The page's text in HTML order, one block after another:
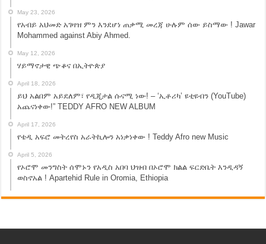
May 23, 2026
የአብይ አህመድ አገዛዝ ምን እንደሆነ ጠቃሚ መረጃ ሁሉም ሰው ይስማው ! Jawar
Mohammed against Abiy Ahmed.
May 12, 2026
ሃይማኖታዊ ጭቆና በኢትዮጵያ
April 18, 2026
ይህ አልበም አይደለም፣ የዲጂታል ሱናሚ ነው! – ‘ኢቶሪካ’ ዩቲዩብን (YouTube)
አጨናነቀው!” TEDDY AFRO NEW ALBUM
April 17, 2026
የቴዲ አፍሮ መትረየስ አራትኪሎን አነቃነቀው ! Teddy Afro new Music
April 5, 2026
የኦሮሞ መንግስት ሰሞኑን የአዲስ አበባ ህዝብ በኦሮሞ ክልል ፍርድቤት እንዲዳኝ
ወስኖአል ! Apartehid Rule in Oromia, Ethiopia